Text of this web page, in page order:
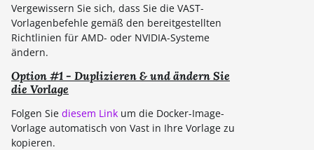
Vergewissern Sie sich, dass Sie die VAST-
Vorlagenbefehle gemäß den bereitgestellten
Richtlinien für AMD- oder NVIDIA-Systeme
ändern.
Option #1 - Duplizieren & und ändern Sie
die Vorlage
Folgen Sie diesem Link um die Docker-Image-
Vorlage automatisch von Vast in Ihre Vorlage zu
kopieren.